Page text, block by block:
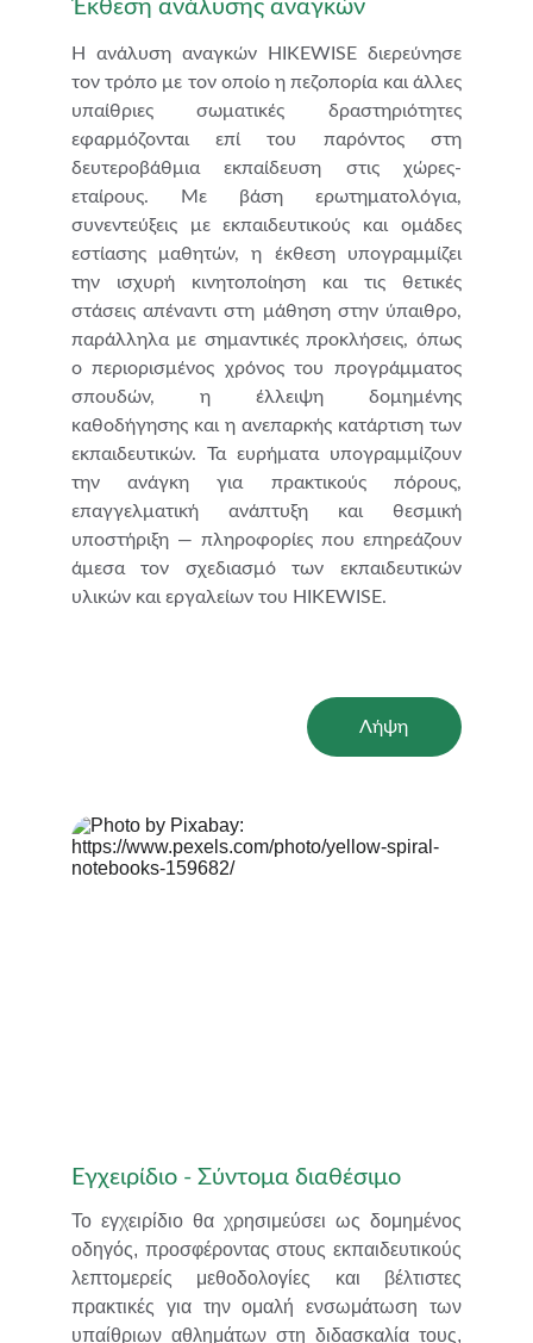
Έκθεση ανάλυσης αναγκών
Το εγχειρίδιο θα χρησιμεύσει ως δομημένος
οδηγός, προσφέροντας στους εκπαιδευτικούς
λεπτομερείς μεθοδολογίες και βέλτιστες
πρακτικές για την ομαλή ενσωμάτωση των
υπαίθριων αθλημάτων στη διδασκαλία τους,
Η ανάλυση αναγκών HIKEWISE διερεύνησε
τον τρόπο με τον οποίο η πεζοπορία και άλλες
υπαίθριες σωματικές δραστηριότητες
εφαρμόζονται επί του παρόντος στη
δευτεροβάθμια εκπαίδευση στις χώρες-
εταίρους. Με βάση ερωτηματολόγια,
συνεντεύξεις με εκπαιδευτικούς και ομάδες
εστίασης μαθητών, η έκθεση υπογραμμίζει
την ισχυρή κινητοποίηση και τις θετικές
στάσεις απέναντι στη μάθηση στην ύπαιθρο,
παράλληλα με σημαντικές προκλήσεις, όπως
ο περιορισμένος χρόνος του προγράμματος
σπουδών, η έλλειψη δομημένης
καθοδήγησης και η ανεπαρκής κατάρτιση των
εκπαιδευτικών. Τα ευρήματα υπογραμμίζουν
την ανάγκη για πρακτικούς πόρους,
επαγγελματική ανάπτυξη και θεσμική
υποστήριξη — πληροφορίες που επηρεάζουν
άμεσα τον σχεδιασμό των εκπαιδευτικών
υλικών και εργαλείων του HIKEWISE.
Εγχειρίδιο - Σύντομα διαθέσιμο
Λήψη